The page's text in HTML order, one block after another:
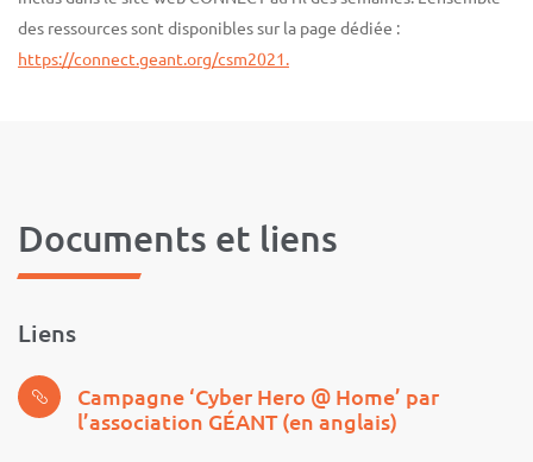
des ressources sont disponibles sur la page dédiée :
https://connect.geant.org/csm2021.
Documents et liens
Liens
Campagne ‘Cyber Hero @ Home’ par
l’association GÉANT (en anglais)